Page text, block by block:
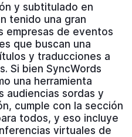
y subtitulado en
tenido una gran
empresas de eventos
que buscan una
y traducciones a
Si bien SyncWords
una herramienta
audiencias sordas y
cumple con la sección
todos, y eso incluye
virtuales de